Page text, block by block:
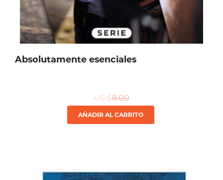
Absolutamente esenciales
US $8.00
AÑADIR AL CARRITO